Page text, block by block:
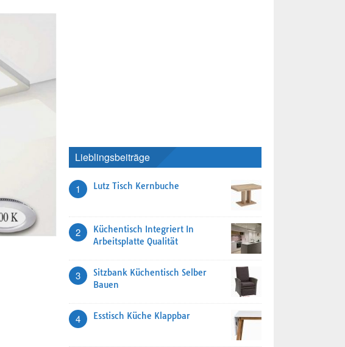
Lieblingsbeiträge
1 Lutz Tisch Kernbuche
2
Küchentisch Integriert In
Arbeitsplatte Qualität
3
Sitzbank Küchentisch Selber
Bauen
4 Esstisch Küche Klappbar